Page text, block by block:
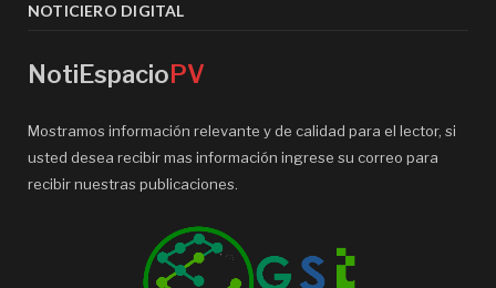
NOTICIERO DIGITAL
NotiEspacioPV
Mostramos información relevante y de calidad para el lector, si
usted desea recibir mas información ingrese su correo para
recibir nuestras publicaciones.